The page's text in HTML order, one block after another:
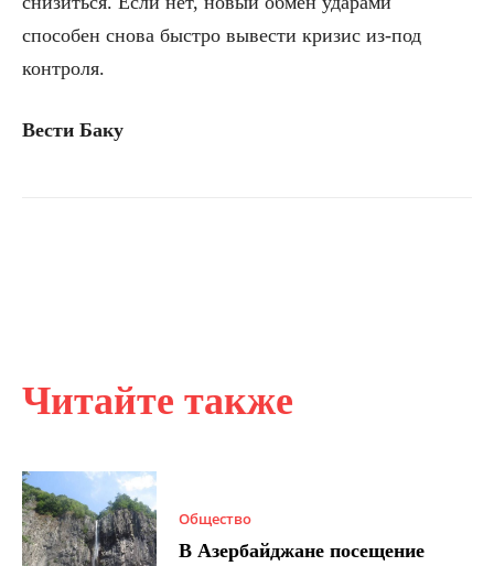
Читайте также
Общество
В Азербайджане посещение
способен снова быстро вывести кризис из-под
контроля.
Вести Баку